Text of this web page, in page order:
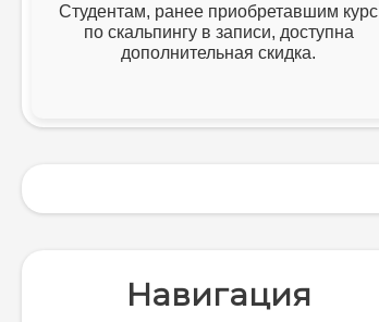
Студентам, ранее приобретавшим курс
по скальпингу в записи, доступна
дополнительная скидка.
Навигация